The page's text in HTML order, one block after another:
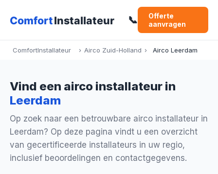
📞
Offerte
aanvragen
ComfortInstallateur › Airco Zuid-Holland › Airco Leerdam
Vind een airco installateur in
Leerdam
Op zoek naar een betrouwbare airco installateur in
Leerdam? Op deze pagina vindt u een overzicht
van gecertificeerde installateurs in uw regio,
inclusief beoordelingen en contactgegevens.